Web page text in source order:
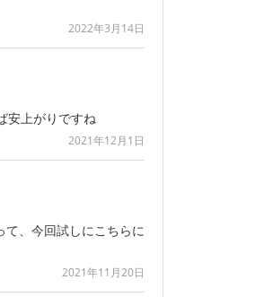
2022年3月14日
安上がりですね
2021年12月1日
、今回試しにこちらに
2021年11月20日